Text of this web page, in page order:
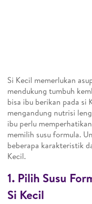
Si Kecil memerlukan
mendukung tumbuh
bisa ibu berikan pada si
mengandung nutrisi
ibu perlu
memilih susu formula.
beberapa karakteristik
Kecil.
1. Pilih Susu
Si Kecil